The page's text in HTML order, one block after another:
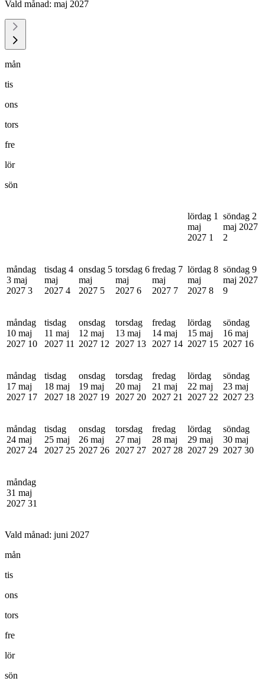
Vald månad: maj 2027
mån
tis
ons
tors
fre
lör
sön
lördag 1
maj
2027 1
söndag 2
maj 2027
2
måndag
3 maj
2027 3
tisdag 4
maj
2027 4
onsdag 5
maj
2027 5
torsdag 6
maj
2027 6
fredag 7
maj
2027 7
lördag 8
maj
2027 8
söndag 9
maj 2027
9
måndag
10 maj
2027 10
tisdag
11 maj
2027 11
onsdag
12 maj
2027 12
torsdag
13 maj
2027 13
fredag
14 maj
2027 14
lördag
15 maj
2027 15
söndag
16 maj
2027 16
måndag
17 maj
2027 17
tisdag
18 maj
2027 18
onsdag
19 maj
2027 19
torsdag
20 maj
2027 20
fredag
21 maj
2027 21
lördag
22 maj
2027 22
söndag
23 maj
2027 23
måndag
24 maj
2027 24
tisdag
25 maj
2027 25
onsdag
26 maj
2027 26
torsdag
27 maj
2027 27
fredag
28 maj
2027 28
lördag
29 maj
2027 29
söndag
30 maj
2027 30
måndag
31 maj
2027 31
Vald månad: juni 2027
mån
tis
ons
tors
fre
lör
sön